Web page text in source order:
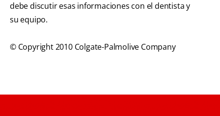
debe discutir esas informaciones con el dentista y
su equipo.
© Copyright 2010 Colgate-Palmolive Company